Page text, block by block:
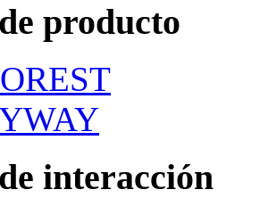
producto
interacción